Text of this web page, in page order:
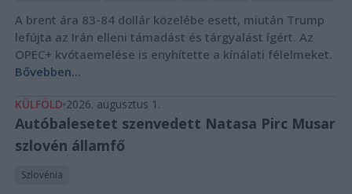
A brent ára 83-84 dollár közelébe esett, miután Trump
lefújta az Irán elleni támadást és tárgyalást ígért. Az
OPEC+ kvótaemelése is enyhítette a kínálati félelmeket.
Bővebben...
KÜLFÖLD 2026. augusztus 1.
Autóbalesetet szenvedett Natasa Pirc Musar
szlovén államfő
Szlovénia